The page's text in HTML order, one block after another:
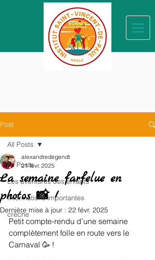
Post
All Posts
Les aventures des enfants
Informations importantes
crèche
All Posts
La semaine farfelue en
photos 📸 !
alexandredegendt
21 févr. 2025
Dernière mise à jour : 22 févr. 2025
Petit compte-rendu d’une semaine
complètement folle en route vers le
Carnaval 🥳 !